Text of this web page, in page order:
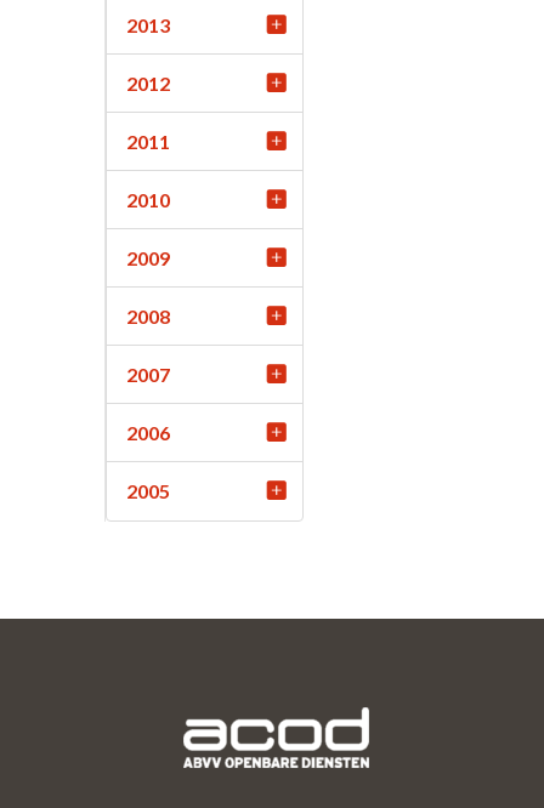
2013
2012
2011
2010
2009
2008
2007
2006
2005